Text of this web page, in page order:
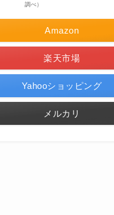
調べ）
Amazon
楽天市場
Yahooショッピング
メルカリ